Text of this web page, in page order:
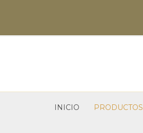
INICIO PRODUCTOS